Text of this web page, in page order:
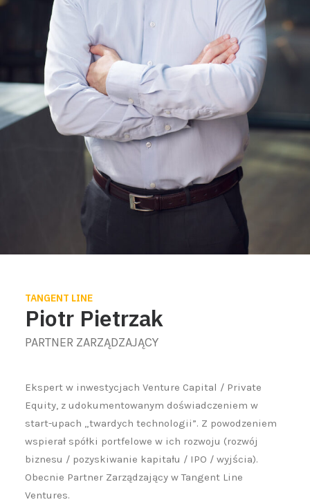
TANGENT LINE
Piotr Pietrzak
PARTNER ZARZĄDZAJĄCY
Ekspert w inwestycjach Venture Capital / Private
Equity, z udokumentowanym doświadczeniem w
start-upach „twardych technologii”. Z powodzeniem
wspierał spółki portfelowe w ich rozwoju (rozwój
biznesu / pozyskiwanie kapitału / IPO / wyjścia).
Obecnie Partner Zarządzający w Tangent Line
Ventures.